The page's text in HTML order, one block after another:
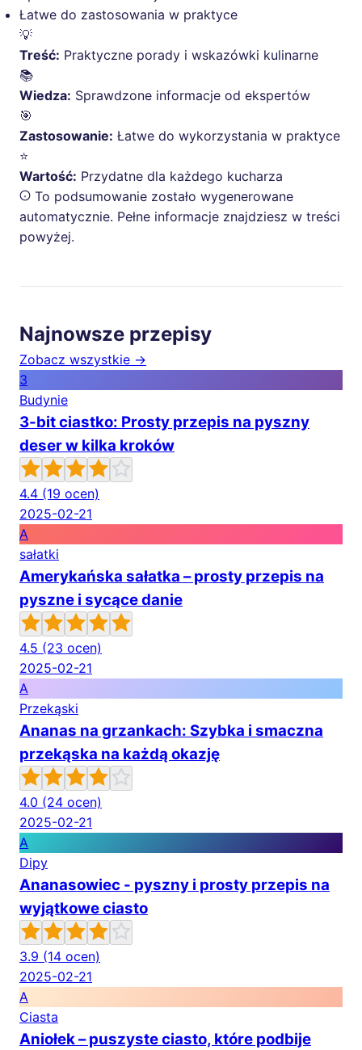
Łatwe do zastosowania w praktyce
💡
Treść: Praktyczne porady i wskazówki kulinarne
📚
Wiedza: Sprawdzone informacje od ekspertów
🎯
Zastosowanie: Łatwe do wykorzystania w praktyce
⭐
Wartość: Przydatne dla każdego kucharza
To podsumowanie zostało wygenerowane
automatycznie. Pełne informacje znajdziesz w treści
powyżej.
Najnowsze przepisy
Zobacz wszystkie →
3
Budynie
3-bit ciastko: Prosty przepis na pyszny
deser w kilka kroków
4.4 (19 ocen)
2025-02-21
A
sałatki
Amerykańska sałatka – prosty przepis na
pyszne i sycące danie
4.5 (23 ocen)
2025-02-21
A
Przekąski
Ananas na grzankach: Szybka i smaczna
przekąska na każdą okazję
4.0 (24 ocen)
2025-02-21
A
Dipy
Ananasowiec - pyszny i prosty przepis na
wyjątkowe ciasto
3.9 (14 ocen)
2025-02-21
A
Ciasta
Aniołek – puszyste ciasto, które podbije